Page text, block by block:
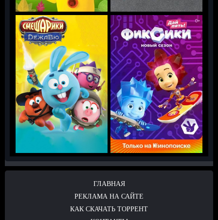
ГЛАВНАЯ
РЕКЛАМА НА САЙТЕ
КАК СКАЧАТЬ ТОРРЕНТ